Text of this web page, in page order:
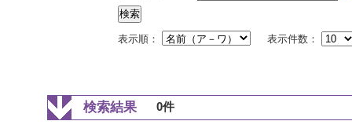
表示順： 表示件数：
検索結果 0件